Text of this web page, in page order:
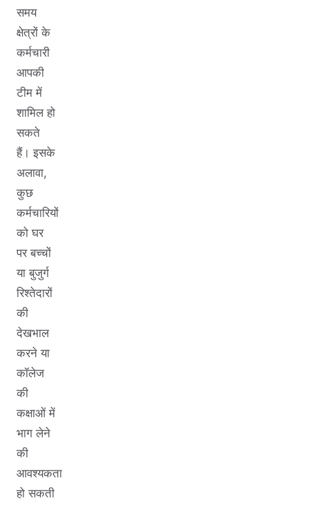
समय
क्षेत्रों के
कर्मचारी
आपकी
टीम में
शामिल हो
सकते
हैं। इसके
अलावा,
कुछ
कर्मचारियों
को घर
पर बच्चों
या बुजुर्ग
रिश्तेदारों
की
देखभाल
करने या
कॉलेज
की
कक्षाओं में
भाग लेने
की
आवश्यकता
हो सकती